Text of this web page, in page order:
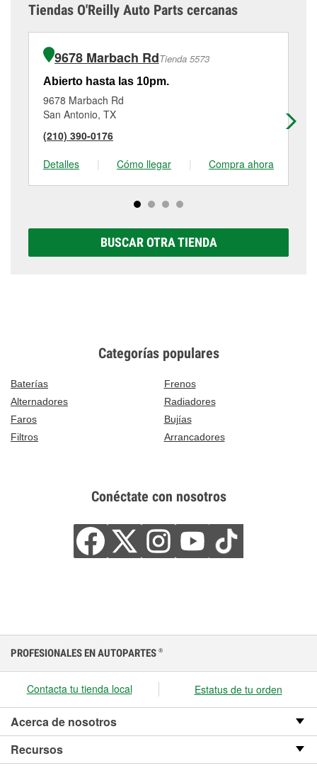
Tiendas O'Reilly Auto Parts cercanas
9678 Marbach RdTienda 5573
Abierto hasta las 10pm.
9678 Marbach Rd
San Antonio, TX
(210) 390-0176
Detalles
| Cómo llegar | Compra ahora
BUSCAR OTRA TIENDA
Categorías populares
Baterías
Frenos
Alternadores
Radiadores
Faros
Bujías
Filtros
Arrancadores
Conéctate con nosotros
PROFESIONALES EN AUTOPARTES ®
Contacta tu tienda local Estatus de tu orden
Acerca de nosotros
Recursos